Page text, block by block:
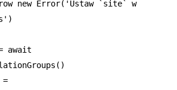
new Error( 'Ustaw `site` w
)
await
()
=